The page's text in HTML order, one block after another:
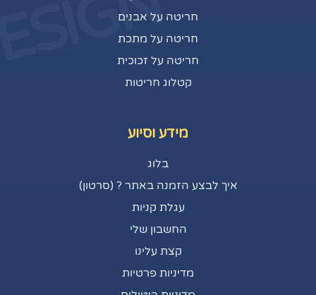
חריטה על אבנים
חריטה על מתכת
חריטה על זכוכית
קטלוג חריטות
מידע וסיוע
בלוג
איך לבצע הזמנה באתר ? (סרטון)
עגלת קניות
החשבון שלי
קצת עלינו
מדיניות פרטיות